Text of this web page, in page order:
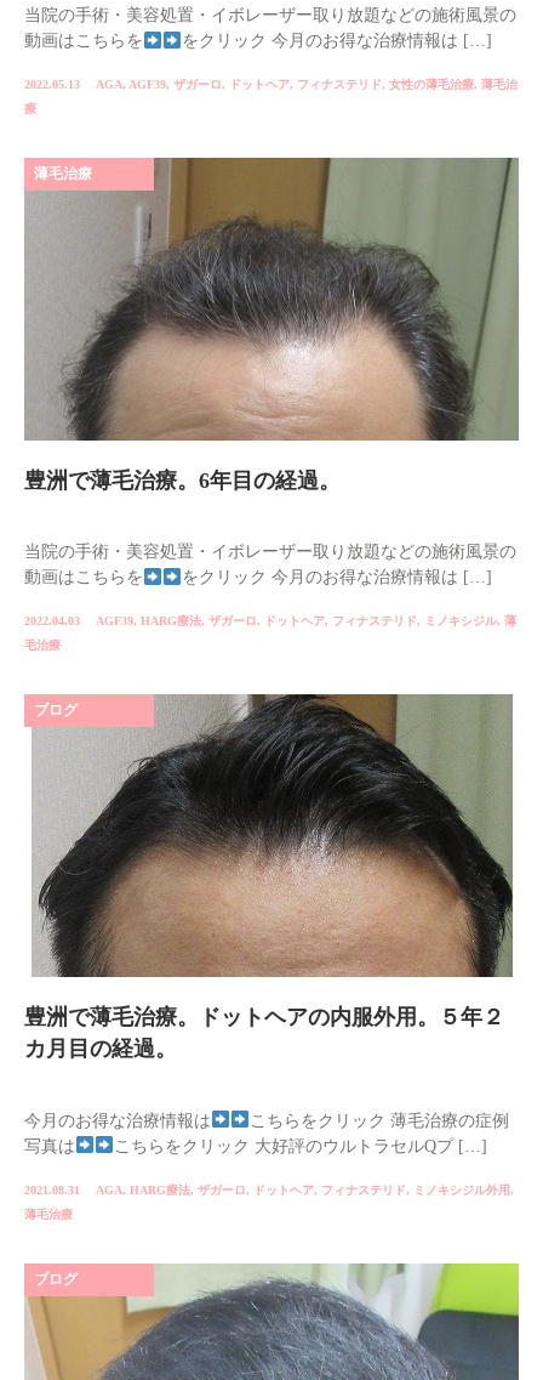
当院の手術・美容処置・イボレーザー取り放題などの施術風景の
動画はこちらを
をクリック 今月のお得な治療情報は […]
2022.05.13 AGA, AGF39, ザガーロ , ドットヘア, フィナステリド, 女性の薄毛治療, 薄毛治
療
薄毛治療
豊洲で薄毛治療。6年目の経過。
当院の手術・美容処置・イボレーザー取り放題などの施術風景の
動画はこちらを
をクリック 今月のお得な治療情報は […]
2022.04.03 AGF39, HARG療法, ザガーロ, ドットヘア, フィナステリド, ミノキシジル, 薄
毛治療
ブログ
豊洲で薄毛治療。ドットヘアの内服外用。５年２
カ月目の経過。
今月のお得な治療情報は
こちらをクリック 薄毛治療の症例
写真は
こちらをクリック 大好評のウルトラセルQプ […]
2021.08.31 AGA, HARG療法, ザガーロ, ドットヘア, フィナステリド, ミノキシジル外用,
薄毛治療
ブログ